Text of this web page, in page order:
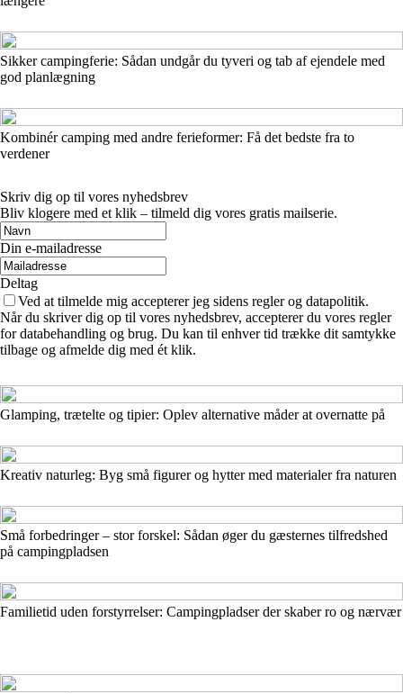
Sikker campingferie: Sådan undgår du tyveri og tab af ejendele med
god planlægning
Kombinér camping med andre ferieformer: Få det bedste fra to
verdener
Skriv dig op til vores nyhedsbrev
Bliv klogere med et klik – tilmeld dig vores gratis mailserie.
Din e-mailadresse
Deltag
Ved at tilmelde mig accepterer jeg sidens regler og datapolitik.
Når du skriver dig op til vores nyhedsbrev, accepterer du vores regler
for databehandling og brug. Du kan til enhver tid trække dit samtykke
tilbage og afmelde dig med ét klik.
Glamping, trætelte og tipier: Oplev alternative måder at overnatte på
Kreativ naturleg: Byg små figurer og hytter med materialer fra naturen
Små forbedringer – stor forskel: Sådan øger du gæsternes tilfredshed
på campingpladsen
Familietid uden forstyrrelser: Campingpladser der skaber ro og nærvær